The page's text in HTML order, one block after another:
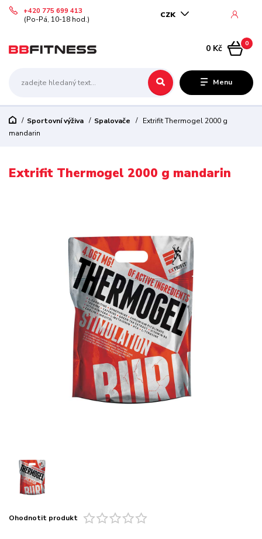
Menu
CZK
+420 775 699 413
(Po-Pá, 10-18 hod.)
0
0 Kč
Sportovní výživa Spalovače
Extrifit Thermogel 2000 g
mandarin
Extrifit Thermogel 2000 g mandarin
Ohodnotit produkt